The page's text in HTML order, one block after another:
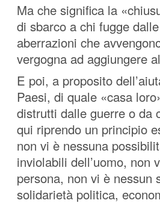
Ma che significa la
di sbarco a chi fugge
aberrazioni che
vergogna ad aggiungere
E poi, a proposito
Paesi, di quale «casa
distrutti dalle guerre o da
qui riprendo un principio
non vi è nessuna
inviolabili dell’uomo, non
persona, non vi è nessun
solidarietà politica,